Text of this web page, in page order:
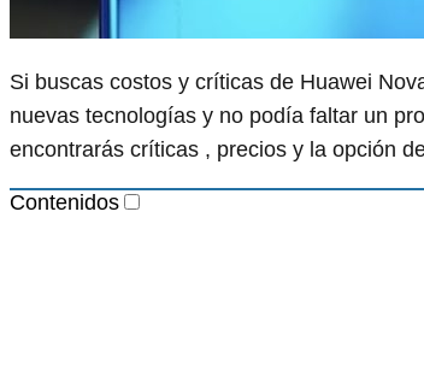
Si buscas costos y críticas de Huawei
nuevas tecnologías y no podía faltar un
encontrarás críticas , precios y la opción
Contenidos